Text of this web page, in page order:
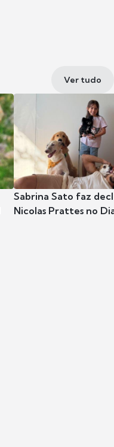
Ver tudo
Sabrina Sato faz
Nicolas Prattes no